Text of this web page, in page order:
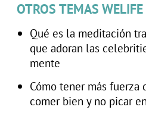
OTROS TEMAS WELIFE
Qué es la meditación
que adoran las
mente
Cómo tener más fuerza
comer bien y no picar